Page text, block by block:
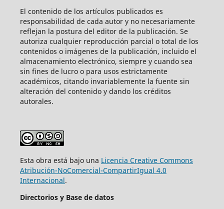
El contenido de los artículos publicados es
responsabilidad de cada autor y no necesariamente
reflejan la postura del editor de la publicación. Se
autoriza cualquier reproducción parcial o total de los
contenidos o imágenes de la publicación, incluido el
almacenamiento electrónico, siempre y cuando sea
sin fines de lucro o para usos estrictamente
académicos, citando invariablemente la fuente sin
alteración del contenido y dando los créditos
autorales.
Esta obra está bajo una Licencia Creative Commons
Atribución-NoComercial-CompartirIgual 4.0
Internacional.
Directorios y Base de datos